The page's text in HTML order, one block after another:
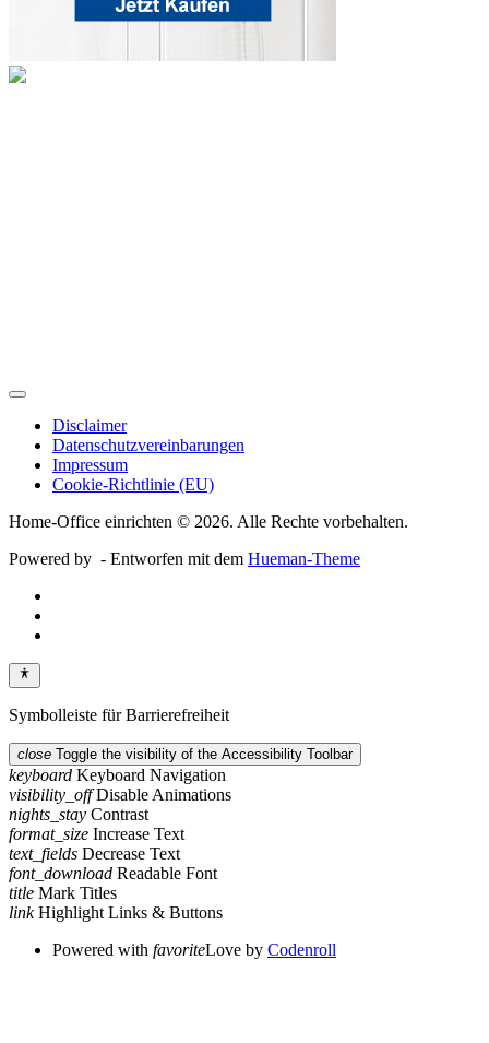
Disclaimer
Datenschutzvereinbarungen
Impressum
Cookie-Richtlinie (EU)
Home-Office einrichten © 2026. Alle Rechte vorbehalten.
Powered by - Entworfen mit dem Hueman-Theme
Symbolleiste für Barrierefreiheit
close Toggle the visibility of the Accessibility Toolbar
keyboard Keyboard Navigation
visibility_off Disable Animations
nights_stay Contrast
format_size Increase Text
text_fields Decrease Text
font_download Readable Font
title Mark Titles
link Highlight Links & Buttons
Powered with favoriteLove by Codenroll